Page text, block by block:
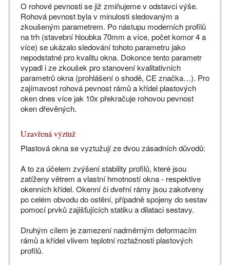
O rohové pevnosti se již zmiňujeme v odstavci výše.
Rohová pevnost byla v minulosti sledovaným a
zkoušeným parametrem. Po nástupu moderních profilů
na trh (stavební hloubka 70mm a více, počet komor 4 a
více) se ukázalo sledování tohoto parametru jako
nepodstatné pro kvalitu okna. Dokonce tento parametr
vypadl i ze zkoušek pro stanovení kvalitativních
parametrů okna (prohlášení o shodě, CE značka…). Pro
zajímavost rohová pevnost rámů a křídel plastových
oken dnes více jak 10x překračuje rohovou pevnost
oken dřevěných.
Uzavřená výztuž
Plastová okna se vyztužují ze dvou zásadních důvodů:
A to za účelem zvýšení stability profilů, které jsou
zatíženy větrem a vlastní hmotností okna - respektive
okenních křídel. Okenní či dveřní rámy jsou zakotveny
po celém obvodu do ostění, případně spojeny do sestav
pomocí prvků zajišťujících statiku a dilataci sestavy.
Druhým cílem je zamezení nadměrným deformacím
rámů a křídel vlivem teplotní roztažnosti plastových
profilů.